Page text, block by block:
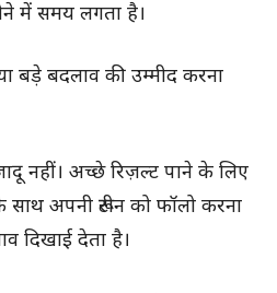
में समय लगता है।
बड़े बदलाव की उम्मीद करना
नहीं। अच्छे रिज़ल्ट पाने के लिए
अपनी रूटीन को फॉलो करना
दिखाई देता है।